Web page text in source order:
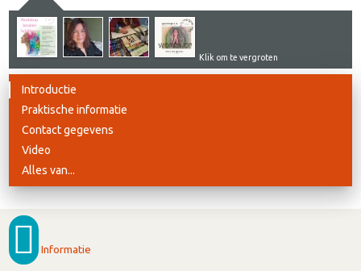
Klik om te vergroten
Introductie
Praktische informatie
Contact gegevens
Video
Alles van...
Informatie